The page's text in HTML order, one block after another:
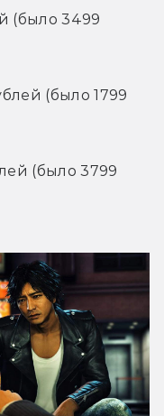
(было 3499
(было 1799
(было 3799